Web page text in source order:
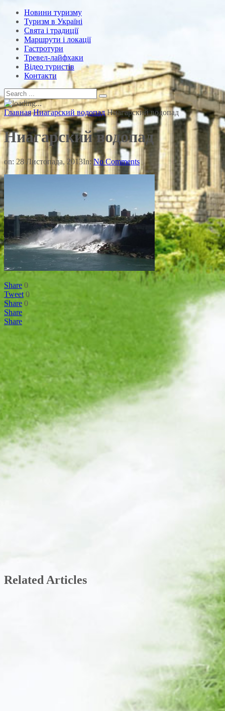
Новини туризму
Туризм в Україні
Свята і традиції
Маршрути і локації
Гастротури
Тревел-лайфхаки
Відео туристів
Контакти
Главная Ниагарский водопад Ниагарский водопад
Ниагарский водопад
on: 28 Листопада, 2013In: No Comments
Share 0
Tweet 0
Share 0
Share
Share
Related Articles